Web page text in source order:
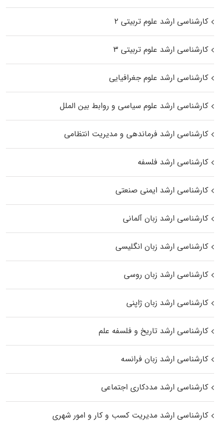
کارشناسی ارشد علوم تربیتی ۲
کارشناسی ارشد علوم تربیتی ۳
کارشناسی ارشد علوم جغرافیایی
کارشناسی ارشد علوم سیاسی و روابط بین الملل
کارشناسی ارشد فرماندهی و مدیریت انتظامی
کارشناسی ارشد فلسفه
کارشناسی ارشد ایمنی صنعتی
کارشناسی ارشد زبان آلمانی
کارشناسی ارشد زبان انگلیسی
کارشناسی ارشد زبان روسی
کارشناسی ارشد زبان ژاپنی
کارشناسی ارشد تاریخ و فلسفه علم
کارشناسی ارشد زبان فرانسه
کارشناسی ارشد مددکاری اجتماعی
کارشناسی ارشد مدیریت کسب و کار و امور شهری